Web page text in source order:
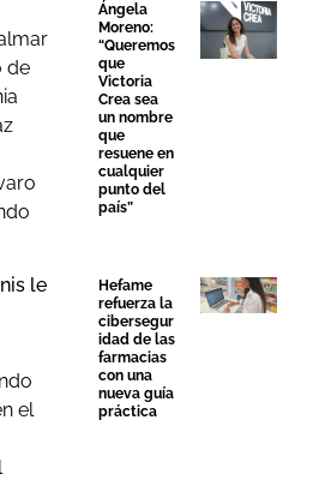
de
le
el
Ángela
Moreno:
“Queremos
que
Victoria
Crea sea
un nombre
que
resuene en
cualquier
punto del
país”
Hefame
refuerza la
cibersegur
idad de las
farmacias
con una
nueva guía
práctica